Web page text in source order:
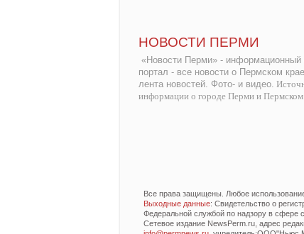
НОВОСТИ ПЕРМИ
«Новости Перми» - информационный
портал - все новости о Пермском
лента новостей. Фото- и видео.
информации о городе Перми и Пермском
Все права защищены. Любое
Выходные данные: Свидетельство о
Федеральной службой по надзору в сфере
Сетевое издание NewsPerm.ru, адрес